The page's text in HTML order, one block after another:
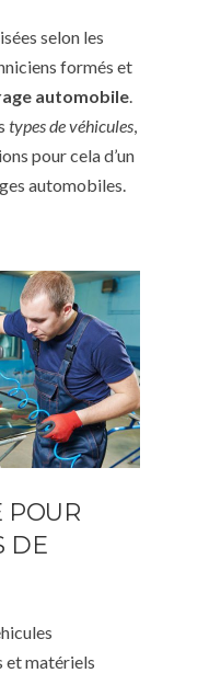
selon les
formés et
automobile
types de véhicules
pour cela d’un
automobiles.
POUR
DE
et matériels